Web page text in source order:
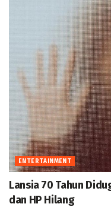
ENTERTAINMENT
Lansia 70 Tahun
dan HP Hilang